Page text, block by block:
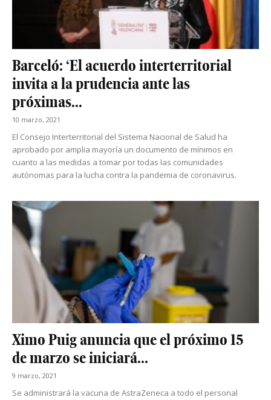
Barceló: ‘El acuerdo interterritorial
invita a la prudencia ante las
próximas...
10 marzo, 2021
El Consejo Interterritorial del Sistema Nacional de Salud ha
aprobado por amplia mayoría un documento de mínimos en
cuanto a las medidas a tomar por todas las comunidades
autónomas para la lucha contra la pandemia de coronavirus.
Ximo Puig anuncia que el próximo 15
de marzo se iniciará...
9 marzo, 2021
Se administrará la vacuna de AstraZeneca a todo el personal